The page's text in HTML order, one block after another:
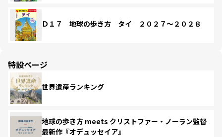
Ｄ１７ 地球の歩き方 タイ ２０２７～２０２８
特設ページ
世界遺産ランキング
地球の歩き方 meets クリストファー・ノーラン監督
最新作『オデュッセイア』